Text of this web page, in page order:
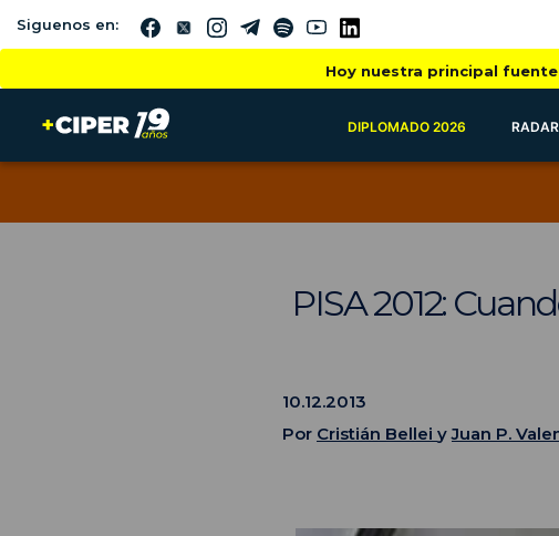
Siguenos en:
Hoy nuestra principal
DIPLOMADO 2026 RADAR
PISA 2012:
10.12.2013
Por Cristián Bellei yJuan P.